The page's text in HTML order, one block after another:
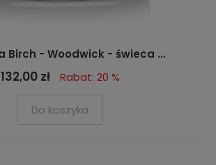
Birch - Woodwick - świeca ...
132,00 zł Rabat: 20 %
Do koszyka